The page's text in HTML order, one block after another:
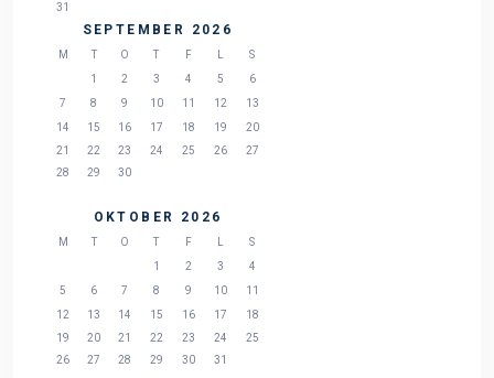
31
SEPTEMBER 2026
M T O T F
S
1
2 3 4 5
6
7
8 9 10 11 12
13
14
15 16 17 18 19
20
21
22 23 24 25 26
27
28
29 30
OKTOBER 2026
M T O T F
S
1
2 3
4
5
6 7 8 9 10
11
12
13 14 15 16 17
18
19
20 21 22 23 24
25
26
27 28 29 30 31